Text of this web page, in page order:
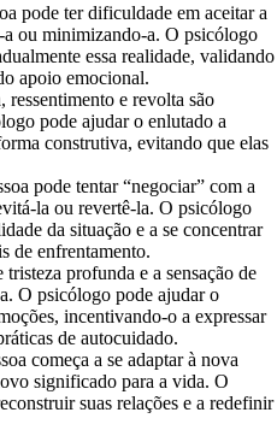
pode ter dificuldade em aceitar a
a ou minimizando-a. O psicólogo
essa realidade, validando
apoio emocional.
ressentimento e revolta são
pode ajudar o enlutado a
construtiva, evitando que elas
pode tentar “negociar” com a
la ou revertê-la. O psicólogo
da situação e a se concentrar
de enfrentamento.
tristeza profunda e a sensação de
O psicólogo pode ajudar o
incentivando-o a expressar
de autocuidado.
começa a se adaptar à nova
significado para a vida. O
suas relações e a redefinir